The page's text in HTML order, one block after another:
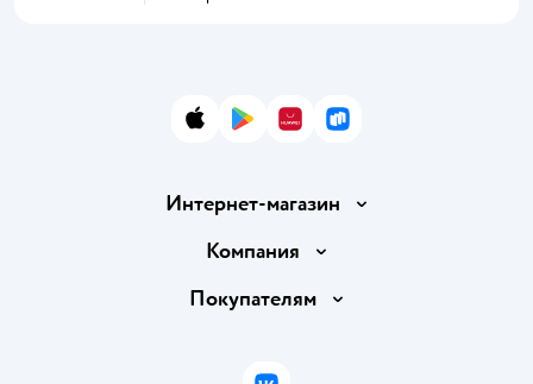
App StoreGoogle Play
AppGallery
RuStore
Интернет-магазин
Доставка и оплата
Правила продажи
Политика использования файлов cookie
Компания
Вакансии
Покупателям
Бонусные карты